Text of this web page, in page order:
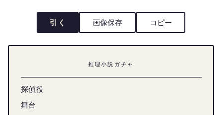
引く 画像保存 コピー
推理小説ガチャ
探偵役
舞台